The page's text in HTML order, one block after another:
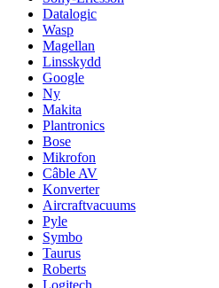
Datalogic
Wasp
Magellan
Linsskydd
Google
Ny
Makita
Plantronics
Bose
Mikrofon
Câble AV
Konverter
Aircraftvacuums
Pyle
Symbo
Taurus
Roberts
Logitech